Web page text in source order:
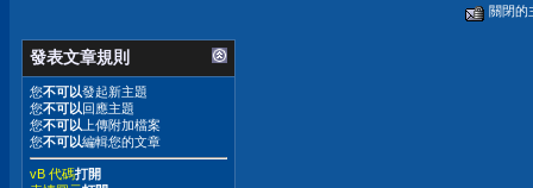
關閉的
發表文章規則
您不可以發起新主題
您不可以回應主題
您不可以 上傳附加檔案
您不可以編輯您的文章
vB 代碼打開